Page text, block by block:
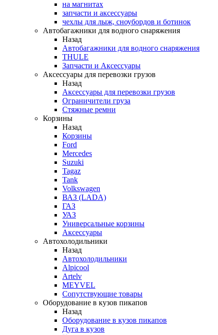
на магнитах
запчасти и аксессуары
чехлы для лыж, сноубордов и ботинок
Автобагажники для водного снаряжения
Назад
Автобагажники для водного снаряжения
THULE
Запчасти и Аксессуары
Аксессуары для перевозки грузов
Назад
Аксессуары для перевозки грузов
Ограничители груза
Стяжные ремни
Корзины
Назад
Корзины
Ford
Mercedes
Suzuki
Tagaz
Tank
Volkswagen
ВАЗ (LADA)
ГАЗ
УАЗ
Универсальные корзины
Аксессуары
Автохолодильники
Назад
Автохолодильники
Alpicool
Artelv
MEYVEL
Сопутствующие товары
Оборудование в кузов пикапов
Назад
Оборудование в кузов пикапов
Дуга в кузов